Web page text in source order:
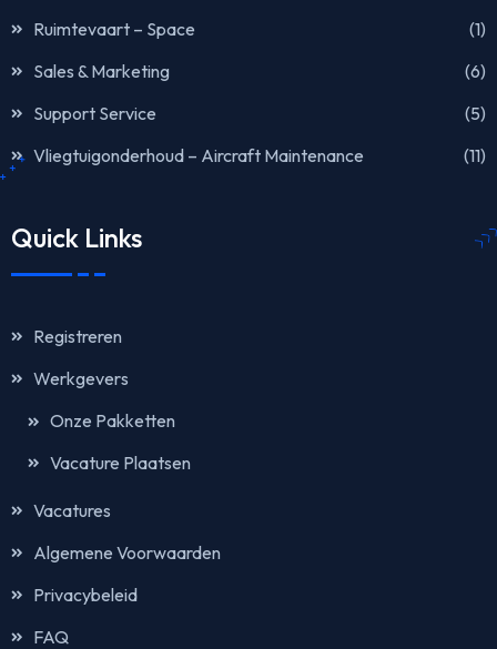
Ruimtevaart – Space
(1)
Sales & Marketing
(6)
Support Service
(5)
Vliegtuigonderhoud – Aircraft Maintenance
(11)
Quick Links
Registreren
Werkgevers
Onze Pakketten
Vacature Plaatsen
Vacatures
Algemene Voorwaarden
Privacybeleid
FAQ